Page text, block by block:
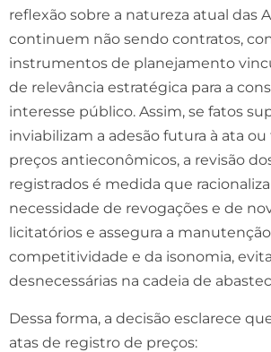
reflexão sobre a natureza atual das
continuem não sendo contratos,
instrumentos de planejamento
de relevância estratégica para a
interesse público. Assim, se fatos
inviabilizam a adesão futura à ata
preços antieconômicos, a revisão
registrados é medida que
necessidade de revogações e de
licitatórios e assegura a
competitividade e da isonomia,
desnecessárias na cadeia de
Dessa forma, a decisão esclarece
atas de registro de preços: